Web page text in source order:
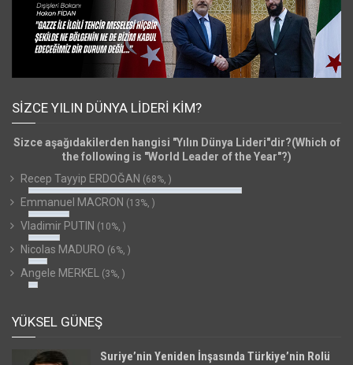
SIZCE YILIN DÜNYA LIDERI KIM?
Sizce aşağıdakilerden hangisi "Yılın Dünya Lideri"dir?(Which of
the following is "World Leader of the Year"?)
Recep Tayyip ERDOĞAN (68%, )
Emmanuel MACRON (13%, )
Vladimir PUTIN (10%, )
Nicolas MADURO (6%, )
Angele MERKEL (3%, )
YÜKSEL GÜNEŞ
Suriye’nin Yeniden İnşasında Türkiye’nin Rolü